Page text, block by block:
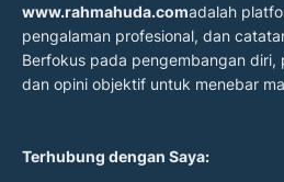
www.rahmahuda.comadalah
pengalaman profesional, dan
Berfokus pada pengembangan diri,
dan opini objektif untuk menebar
Terhubung dengan Saya: